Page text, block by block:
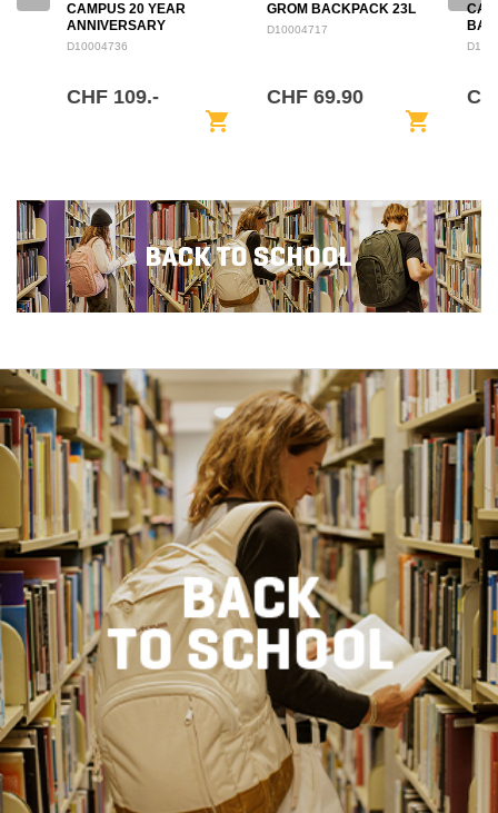
CAMPUS 20 YEAR
ANNIVERSARY
BACKPACK 28L
D10004736
CHF 109.-
shopping_cart
GROM BACKPACK 23L
D10004717
CHF 69.90
shopping_cart